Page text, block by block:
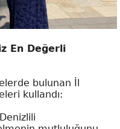
En Değerli
bulunan İl
kullandı: